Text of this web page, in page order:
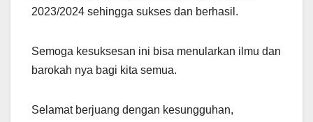
2023/2024 sehingga sukses dan berhasil.
Semoga kesuksesan ini bisa menularkan ilmu dan
barokah nya bagi kita semua.
Selamat berjuang dengan kesungguhan,